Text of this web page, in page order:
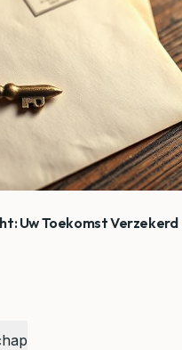
Uw Toekomst Verzekerd